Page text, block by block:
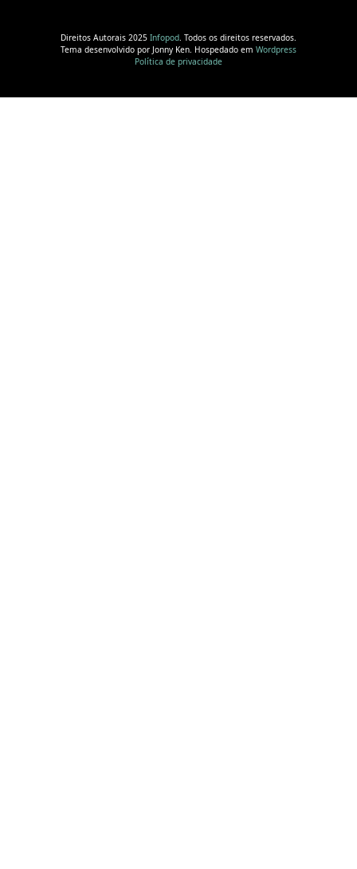
Direitos Autorais 2025 Infopod. Todos os direitos reservados.
Tema desenvolvido por Jonny Ken. Hospedado em Wordpress
Política de privacidade